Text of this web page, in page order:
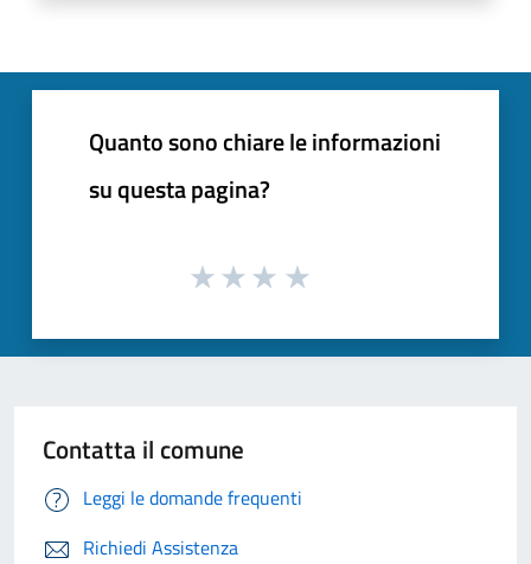
Quanto sono chiare le informazioni
su questa pagina?
Contatta il comune
Leggi le domande frequenti
Richiedi Assistenza